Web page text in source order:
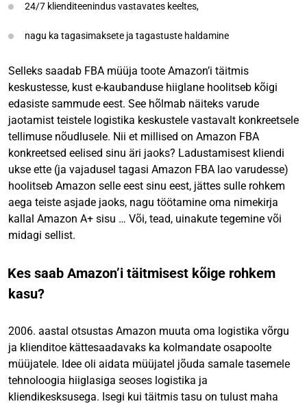
24/7 klienditeenindus vastavates keeltes,
nagu ka tagasimaksete ja tagastuste haldamine
Selleks saadab FBA müüja toote Amazon’i täitmis
keskustesse, kust e-kaubanduse hiiglane hoolitseb kõigi
edasiste sammude eest. See hõlmab näiteks varude
jaotamist teistele logistika keskustele vastavalt konkreetsele
tellimuse nõudlusele. Nii et millised on Amazon FBA
konkreetsed eelised sinu äri jaoks? Ladustamisest kliendi
ukse ette (ja vajadusel tagasi Amazon FBA lao varudesse)
hoolitseb Amazon selle eest sinu eest, jättes sulle rohkem
aega teiste asjade jaoks, nagu töötamine oma nimekirja
kallal Amazon A+ sisu … Või, tead, uinakute tegemine või
midagi sellist.
Kes saab Amazon’i täitmisest kõige rohkem
kasu?
2006. aastal otsustas Amazon muuta oma logistika võrgu
ja klienditoe kättesaadavaks ka kolmandate osapoolte
müüjatele. Idee oli aidata müüjatel jõuda samale tasemele
tehnoloogia hiiglasiga seoses logistika ja
kliendikesksusega. Isegi kui täitmis tasu on tulust maha